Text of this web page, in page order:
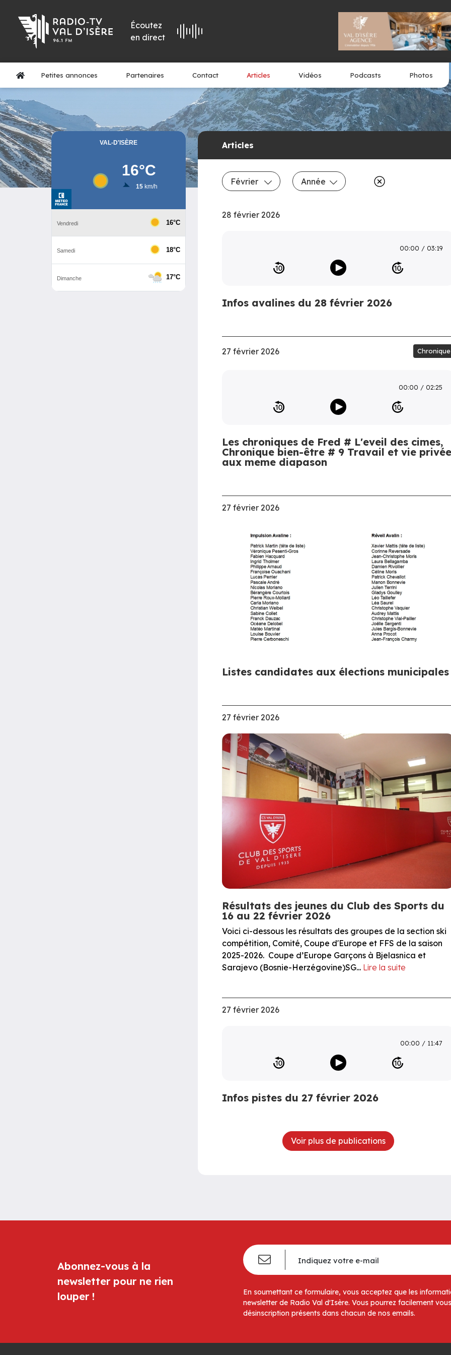
Écoutez
en direct
Petites annonces Partenaires Contact Articles Vidéos Podcasts Photos
Articles
Février Année
28 février 2026
00:00 03:19
Infos avalines du 28 février 2026
27 février 2026 Chronique
00:00 02:25
Les chroniques de Fred # L'eveil des cimes,
Chronique bien-être # 9 Travail et vie privée
aux meme diapason
27 février 2026
Listes candidates aux élections municipales
27 février 2026
Résultats des jeunes du Club des Sports du
16 au 22 février 2026
Voici ci-dessous les résultats des groupes de la section ski
compétition, Comité, Coupe d'Europe et FFS de la saison
2025-2026. Coupe d’Europe Garçons à Bjelasnica et
Sarajevo (Bosnie-Herzégovine)SG... Lire la suite
27 février 2026
00:00 11:47
Infos pistes du 27 février 2026
Voir plus de publications
Abonnez-vous à la
newsletter pour ne rien
louper !
En soumettant ce formulaire, vous acceptez que les
newsletter de Radio Val d'Isère. Vous pourrez facilement
désinscription présents dans chacun de nos emails.